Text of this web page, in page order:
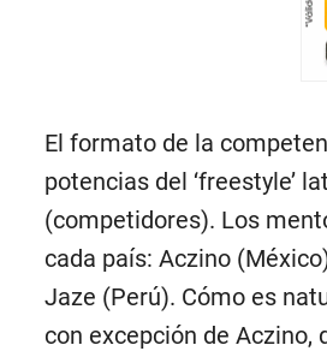
El formato de la
potencias del ‘freestyle’
(competidores). Los
cada país: Aczino
Jaze (Perú). Cómo es
con excepción de